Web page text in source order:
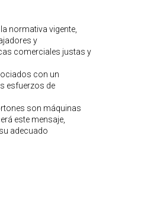
normativa vigente,
y
comerciales justas y
con un
esfuerzos de
son máquinas
este mensaje,
adecuado